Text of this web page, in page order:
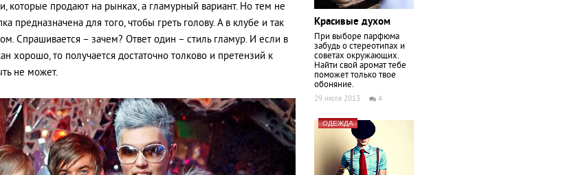
Красивые духом
При выборе парфюма
забудь о стереотипах и
советах окружающих.
Найти свой аромат тебе
поможет только твое
обоняние.
29 июля 2013 4
ОДЕЖДА
которые продают на рынках, а гламурный вариант. Но тем не
предназначена для того, чтобы греть голову. А в клубе и так
Спрашивается – зачем? Ответ один – стиль гламур. И если в
хорошо, то получается достаточно толково и претензий к
не может.